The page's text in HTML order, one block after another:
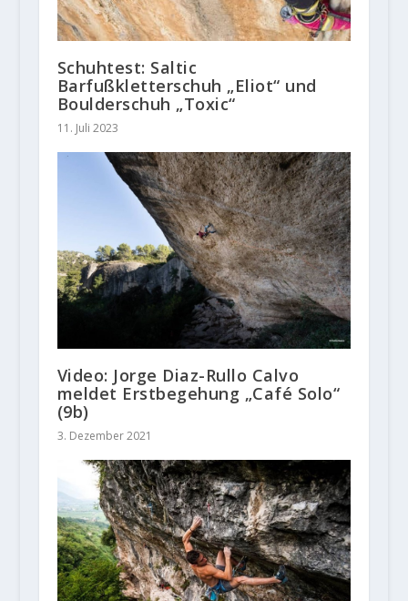
Schuhtest: Saltic
Barfußkletterschuh „Eliot“ und
Boulderschuh „Toxic“
11. Juli 2023
Video: Jorge Diaz-Rullo Calvo
meldet Erstbegehung „Café Solo“
(9b)
3. Dezember 2021